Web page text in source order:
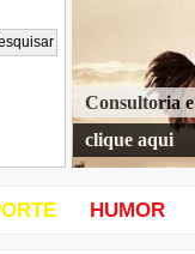
Consultoria
clique aqui
HUMOR